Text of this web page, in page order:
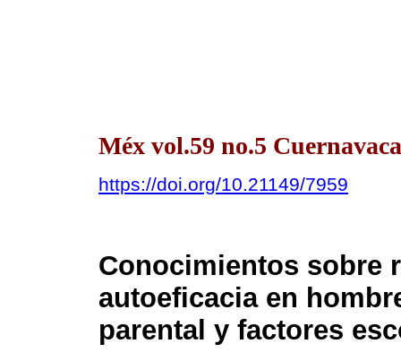
Méx vol.59 no.5
https://doi.org/10.21149/7959
Conocimientos sobre
autoeficacia en
parental y factores